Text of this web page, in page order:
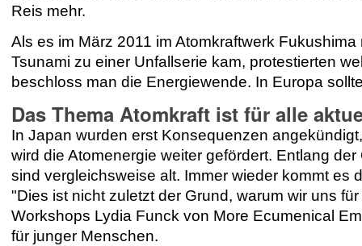
Reis mehr.
Als es im März 2011 im Atomkraftwerk
Tsunami zu einer Unfallserie kam, protestierten
beschloss man die Energiewende. In Europa
Das Thema Atomkraft ist für alle
In Japan wurden erst Konsequenzen
wird die Atomenergie weiter gefördert. Entlang
sind vergleichsweise alt. Immer wieder kommt es
"Dies ist nicht zuletzt der Grund, warum wir uns
Workshops Lydia Funck von More Ecumenical
für junger Menschen.